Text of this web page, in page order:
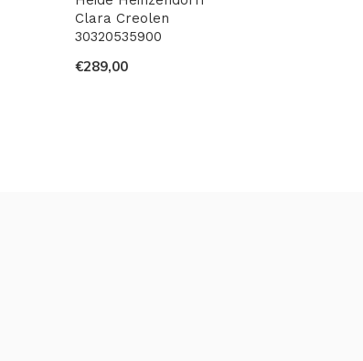
Clara Creolen
30320535900
€289,00